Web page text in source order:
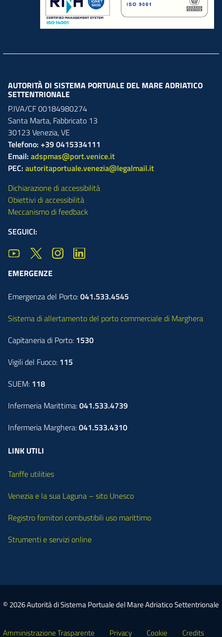
AUTORITÀ DI SISTEMA PORTUALE DEL MARE ADRIATICO
SETTENTRIONALE
P.IVA/CF 00184980274
Santa Marta, Fabbricato 13
30123 Venezia,VE
Telefono: +39 0415334111
Email: adspmas@port.venice.it
PEC: autoritaportuale.venezia@legalmail.it
Dichiarazione di accessibilità
Obiettivi di accessibilità
Meccanismo di feedback
SEGUICI:
EMERGENZE
Emergenza del Porto:041.533.4545
Sistema di allertamento del porto commerciale di Marghera
Capitaneria di Porto: 1530
Vigili del Fuoco: 115
SUEM: 118
Infermeria Marittima:041.533.4739
Infermeria Marghera:041.533.4310
LINK UTILI
Tariffe utilities
Venezia e la sua Laguna – sito Unesco
Registro fornitori combustibili uso marittimo
Strumenti e servizi online
© 2026 Autorità di Sistema Portuale del Mare Adriatico Settentrionale
Amministrazione Trasparente Privacy Cookie Credits